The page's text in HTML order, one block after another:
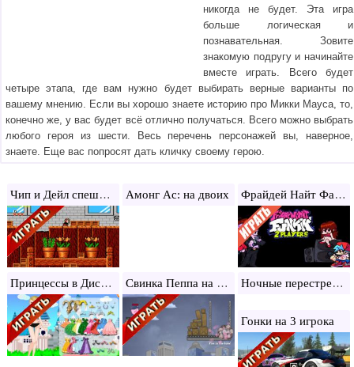
никогда не будет. Эта игра
больше логическая и
познавательная. Зовите
знакомую подругу и начинайте
вместе играть. Всего будет
четыре этапа, где вам нужно будет выбирать верные варианты по
вашему мнению. Если вы хорошо знаете историю про Микки Мауса, то,
конечно же, у вас будет всё отлично получаться. Всего можно выбрать
любого героя из шести. Весь перечень персонажей вы, наверное,
знаете. Еще вас попросят дать кличку своему герою.
Чип и Дейл спешат на помощь Амонг Ас: на двоих Фрайдей Найт Фанкин на двоих
Принцессы в Диснейленде Свинка Пеппа на двоих Ночные перестрелки
Гонки на 3 игрока